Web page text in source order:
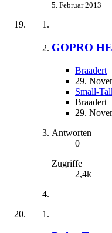
5. Februar 2013
GOPRO
Braadert
29.
Small-
Braadert
29.
Antworten
0
Zugriffe
2,4k